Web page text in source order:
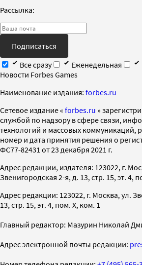
Рассылка:
Подписаться
Все сразу
Еженедельная
Новости Forbes Games
Наименование издания: forbes.ru
Cетевое издание « forbes.ru »
службой по надзору в сфере связи,
технологий и массовых коммуникаций,
номер и дата принятия решения о
ФС77-82431 от 23 декабря 2021 г.
Адрес редакции, издателя: 123022, г.
Звенигородская 2-я, д. 13, стр. 15, эт. 4,
Адрес редакции: 123022, г. Москва, ул.
13, стр. 15, эт. 4, пом. X, ком. 1
Главный редактор: Мазурин Николай
Адрес электронной почты редакции: